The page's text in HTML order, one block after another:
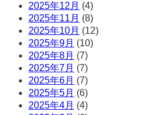
2025年12月 (4)
2025年11月 (8)
2025年10月 (12)
2025年9月 (10)
2025年8月 (7)
2025年7月 (7)
2025年6月 (7)
2025年5月 (6)
2025年4月 (4)